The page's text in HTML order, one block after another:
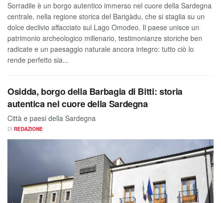
Sorradile è un borgo autentico immerso nel cuore della Sardegna
centrale, nella regione storica del Barigàdu, che si staglia su un
dolce declivio affacciato sul Lago Omodeo. Il paese unisce un
patrimonio archeologico millenario, testimonianze storiche ben
radicate e un paesaggio naturale ancora integro: tutto ciò lo
rende perfetto sia...
Osidda, borgo della Barbagia di Bitti: storia
autentica nel cuore della Sardegna
Città e paesi della Sardegna
DI REDAZIONE